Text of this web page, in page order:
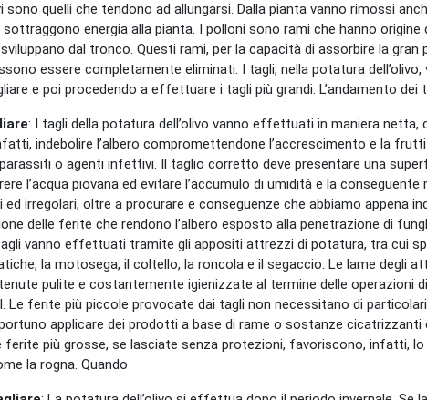
sono quelli che tendono ad allungarsi. Dalla pianta vanno rimossi
energia alla pianta. I polloni sono rami che hanno origine
dal tronco. Questi rami, per la capacità di assorbire la gran
essere completamente eliminati. I tagli, nella potatura dell’olivo,
e poi procedendo a effettuare i tagli più grandi. L’andamento dei
: I tagli della potatura dell’olivo vanno effettuati in maniera netta,
indebolire l’albero compromettendone l’accrescimento e la
o agenti infettivi. Il taglio corretto deve presentare una
l’acqua piovana ed evitare l’accumulo di umidità e la conseguente
irregolari, oltre a procurare e conseguenze che abbiamo appena
delle ferite che rendono l’albero esposto alla penetrazione di
vanno effettuati tramite gli appositi attrezzi di potatura, tra cui
la motosega, il coltello, la roncola e il segaccio. Le lame degli
pulite e costantemente igienizzate al termine delle operazioni
Le ferite più piccole provocate dai tagli non necessitano di
applicare dei prodotti a base di rame o sostanze
ferite più grosse, se lasciate senza protezioni, favoriscono, infatti,
la rogna. Quando